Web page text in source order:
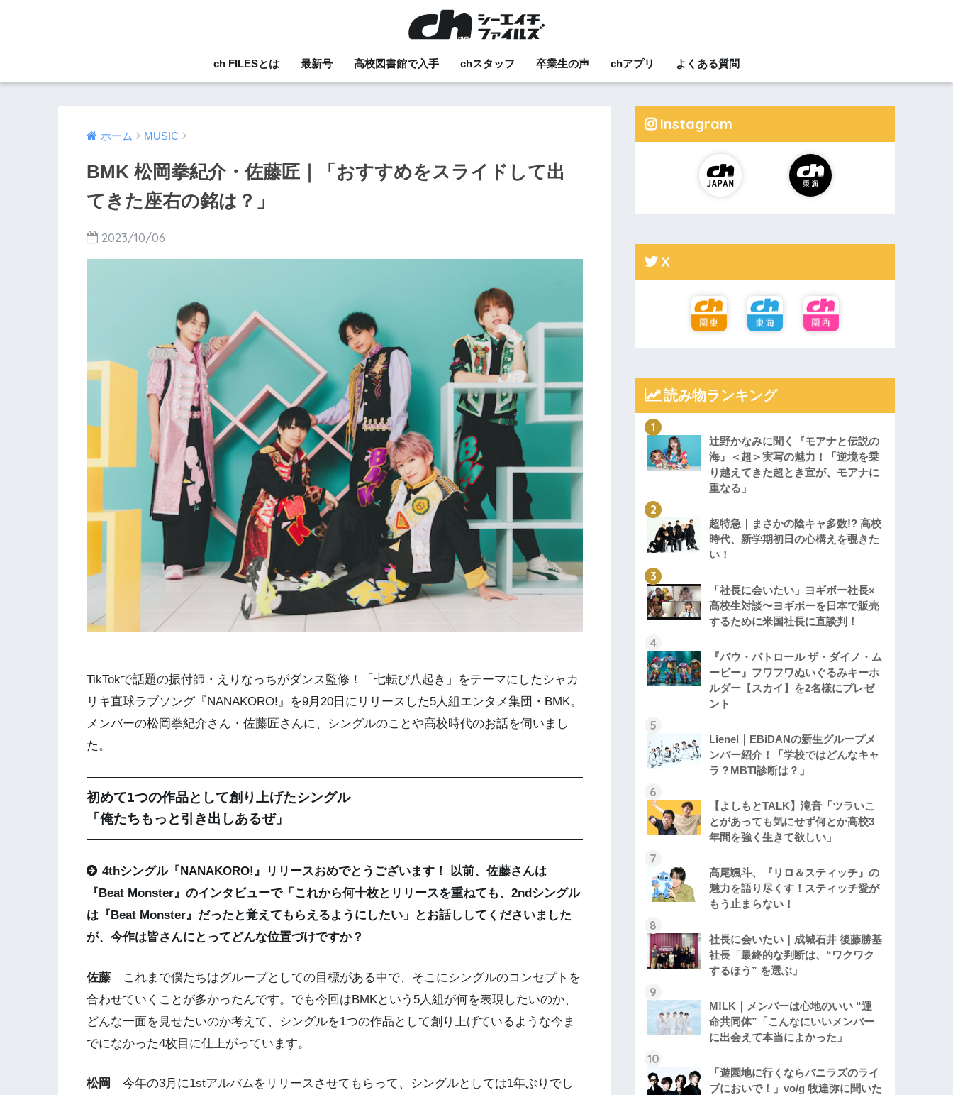
ch FILESとは 最新号 高校図書館で入手 chスタッフ 卒業生の声 chアプリ よくある質問
ホーム MUSIC
BMK 松岡拳紀介・佐藤匠｜「おすすめをスライドして出
てきた座右の銘は？」
2023/10/06
TikTokで話題の振付師・えりなっちがダンス監修！「七転び八起き」をテーマにしたシャカ
リキ直球ラブソング『NANAKORO!』を9月20日にリリースした5人組エンタメ集団・BMK。
メンバーの松岡拳紀介さん・佐藤匠さんに、シングルのことや高校時代のお話を伺いまし
た。
初めて1つの作品として創り上げたシングル
「俺たちもっと引き出しあるぜ」
4thシングル『NANAKORO!』リリースおめでとうございます！ 以前、佐藤さんは
『Beat Monster』のインタビューで「これから何十枚とリリースを重ねても、2ndシングル
は『Beat Monster』だったと覚えてもらえるようにしたい」とお話ししてくださいました
が、今作は皆さんにとってどんな位置づけですか？
佐藤 これまで僕たちはグループとしての目標がある中で、そこにシングルのコンセプトを
合わせていくことが多かったんです。でも今回はBMKという5人組が何を表現したいのか、
どんな一面を見せたいのか考えて、シングルを1つの作品として創り上げているような今ま
でになかった4枚目に仕上がっています。
松岡
今年の3月に1stアルバムをリリースさせてもらって、シングルとしては1年ぶりでし
Instagram
X
読み物ランキング
辻野かなみに聞く『モアナと伝説の
海』＜超＞実写の魅力！「逆境を乗
り越えてきた超とき宣が、モアナに
重なる」
超特急｜まさかの陰キャ多数!? 高校
時代、新学期初日の心構えを覗きた
い！
「社長に会いたい」ヨギボー社長×
高校生対談〜ヨギボーを日本で販売
するために米国社長に直談判！
『パウ・パトロール ザ・ダイノ・ム
ービー』フワフワぬいぐるみキーホ
ルダー【スカイ】を2名様にプレゼ
ント
Lienel｜EBiDANの新生グループメ
ンバー紹介！「学校ではどんなキャ
ラ？MBTI診断は？」
【よしもとTALK】滝音「ツラいこ
とがあっても気にせず何とか高校3
年間を強く生きて欲しい」
高尾颯斗、『リロ＆スティッチ』の
魅力を語り尽くす！スティッチ愛が
もう止まらない！
社長に会いたい｜成城石井 後藤勝基
社長「最終的な判断は、“ワクワク
するほう” を選ぶ」
M!LK｜メンバーは心地のいい “運
命共同体”「こんなにいいメンバー
に出会えて本当によかった」
「遊園地に行くならバニラズのライ
ブにおいで！」vo/g 牧達弥に聞いた